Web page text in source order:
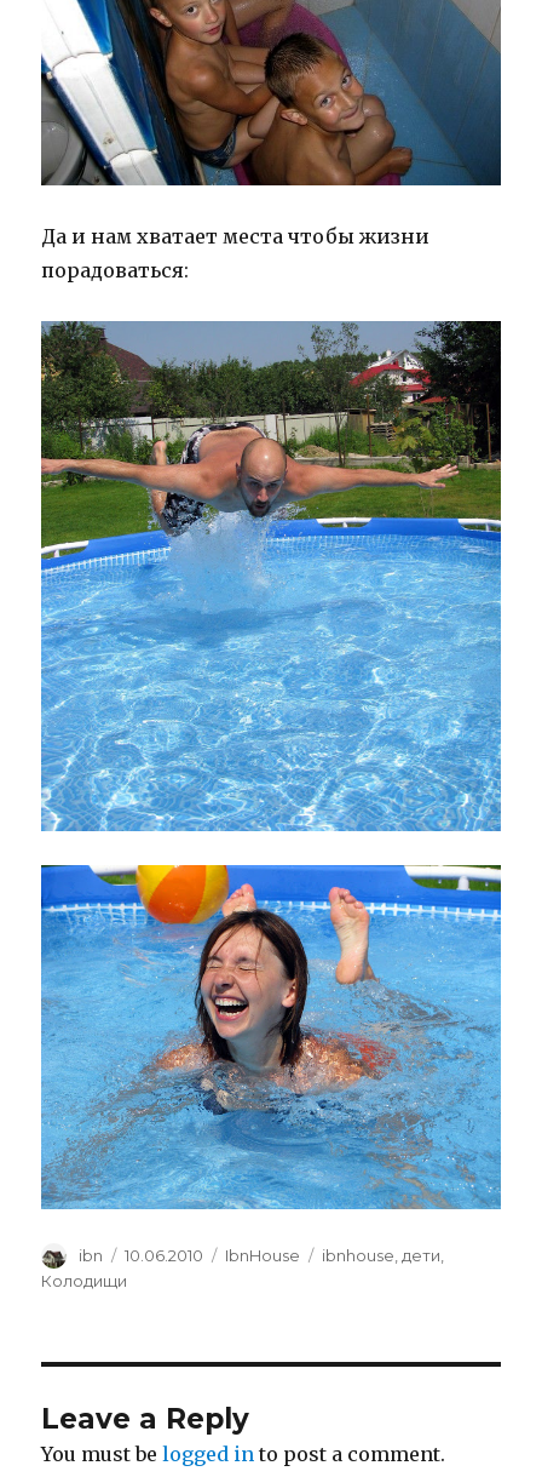
Да и нам хватает места чтобы жизни
порадоваться:
Author
ibn
Posted
on
10.06.2010 Categories
IbnHouse Tags
ibnhouse дети
Колодищи
Leave a Reply
You must belogged in to post a comment.